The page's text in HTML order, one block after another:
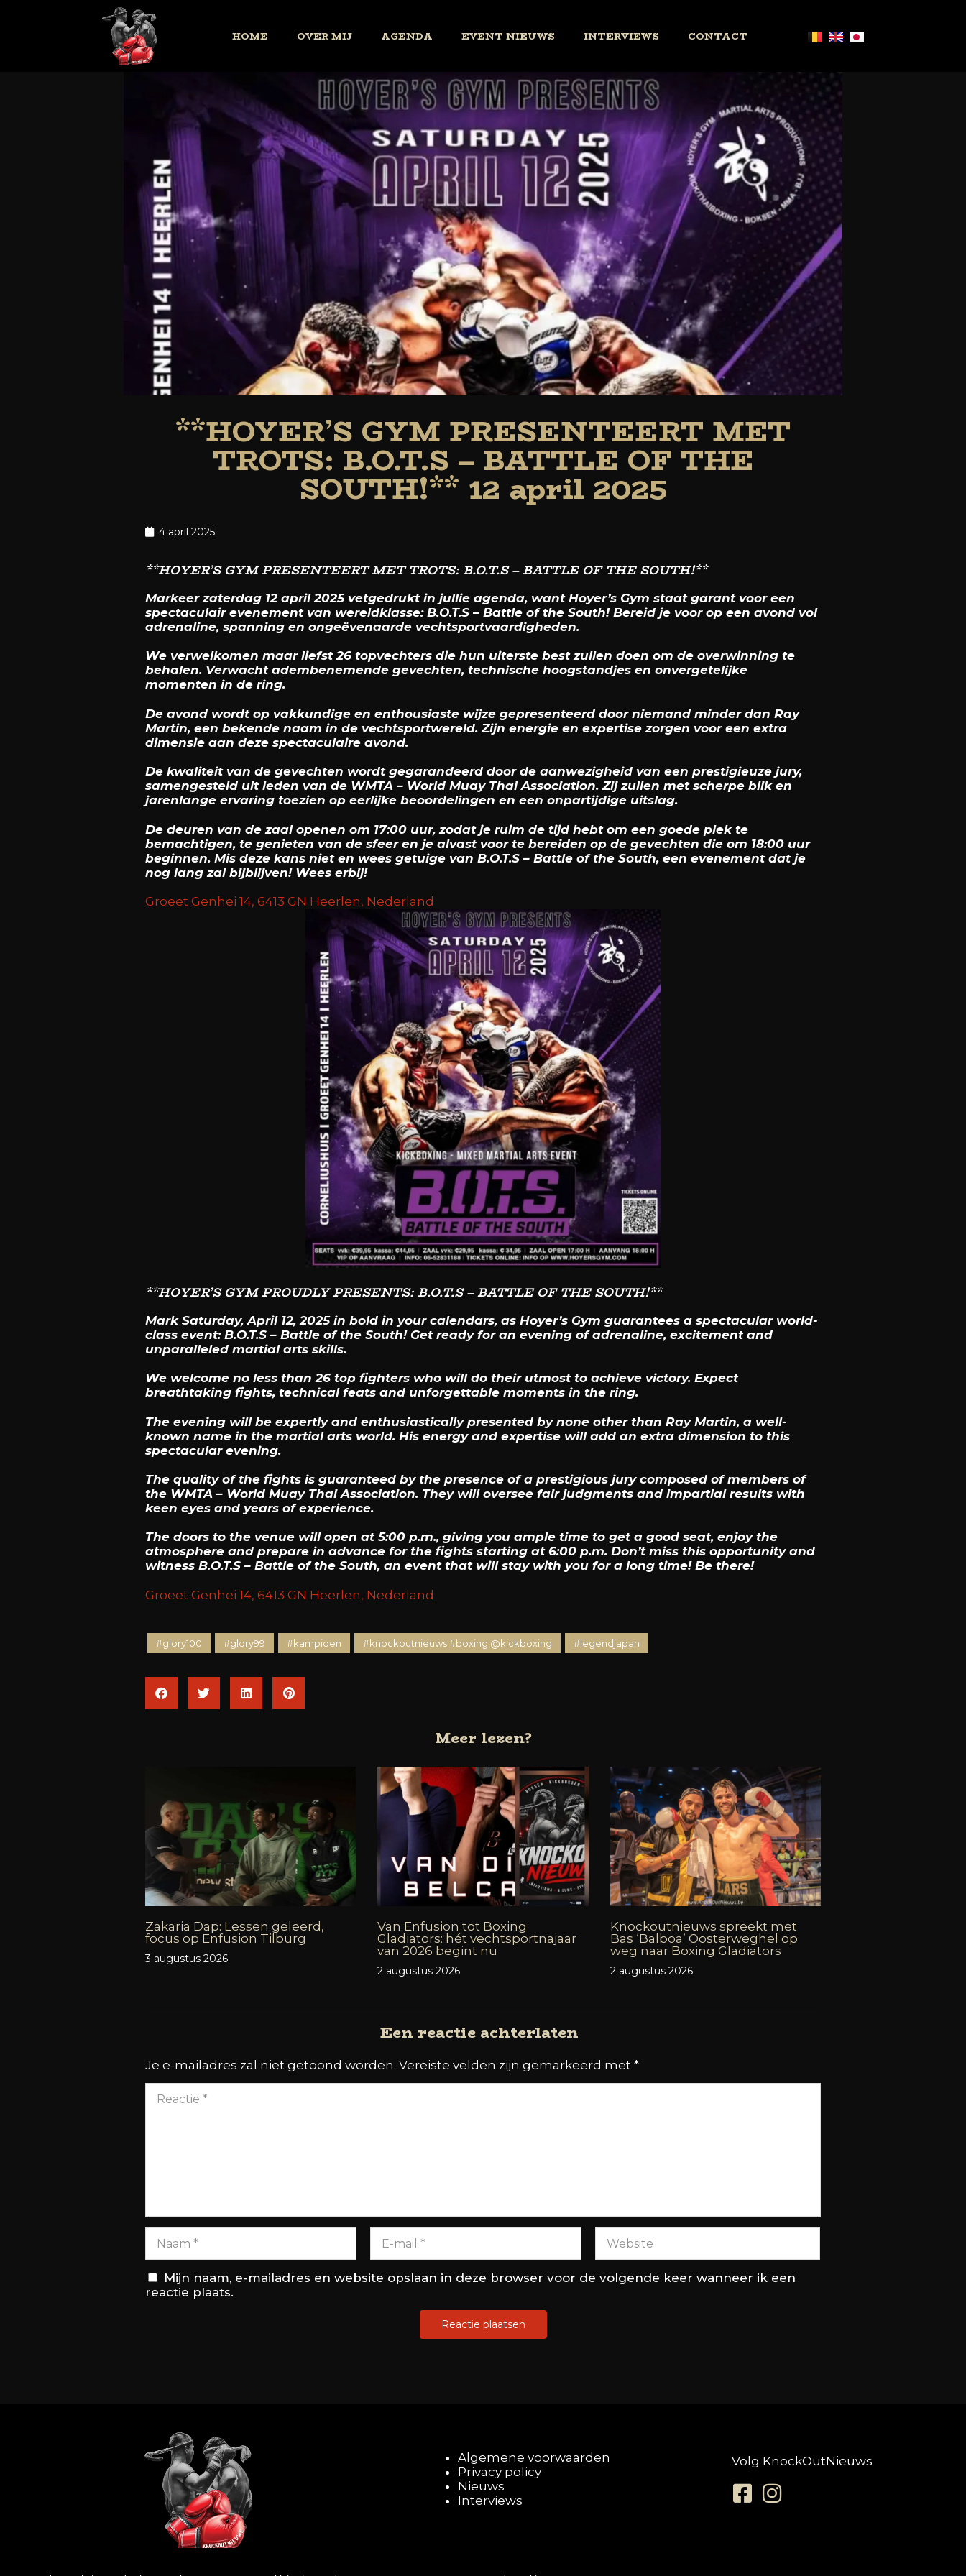
HOME OVER MIJ AGENDA EVENT NIEUWS INTERVIEWS CONTACT
**HOYER’S GYM PRESENTEERT MET
TROTS: B.O.T.S – BATTLE OF THE
SOUTH!** 12 april 2025
4 april 2025
**HOYER’S GYM PRESENTEERT MET TROTS: B.O.T.S – BATTLE OF THE SOUTH!**
Markeer zaterdag 12 april 2025 vetgedrukt in jullie agenda, want Hoyer’s Gym staat garant voor een
spectaculair evenement van wereldklasse: B.O.T.S – Battle of the South! Bereid je voor op een avond vol
adrenaline, spanning en ongeëvenaarde vechtsportvaardigheden.
We verwelkomen maar liefst 26 topvechters die hun uiterste best zullen doen om de overwinning te
behalen. Verwacht adembenemende gevechten, technische hoogstandjes en onvergetelijke
momenten in de ring.
De avond wordt op vakkundige en enthousiaste wijze gepresenteerd door niemand minder dan Ray
Martin, een bekende naam in de vechtsportwereld. Zijn energie en expertise zorgen voor een extra
dimensie aan deze spectaculaire avond.
De kwaliteit van de gevechten wordt gegarandeerd door de aanwezigheid van een prestigieuze jury,
samengesteld uit leden van de WMTA – World Muay Thai Association. Zij zullen met scherpe blik en
jarenlange ervaring toezien op eerlijke beoordelingen en een onpartijdige uitslag.
De deuren van de zaal openen om 17:00 uur, zodat je ruim de tijd hebt om een goede plek te
bemachtigen, te genieten van de sfeer en je alvast voor te bereiden op de gevechten die om 18:00 uur
beginnen. Mis deze kans niet en wees getuige van B.O.T.S – Battle of the South, een evenement dat je
nog lang zal bijblijven! Wees erbij!
Groeet Genhei 14, 6413 GN Heerlen, Nederland
**HOYER’S GYM PROUDLY PRESENTS: B.O.T.S – BATTLE OF THE SOUTH!**
Mark Saturday, April 12, 2025 in bold in your calendars, as Hoyer’s Gym guarantees a spectacular world-
class event: B.O.T.S – Battle of the South! Get ready for an evening of adrenaline, excitement and
unparalleled martial arts skills.
We welcome no less than 26 top fighters who will do their utmost to achieve victory. Expect
breathtaking fights, technical feats and unforgettable moments in the ring.
The evening will be expertly and enthusiastically presented by none other than Ray Martin, a well-
known name in the martial arts world. His energy and expertise will add an extra dimension to this
spectacular evening.
The quality of the fights is guaranteed by the presence of a prestigious jury composed of members of
the WMTA – World Muay Thai Association. They will oversee fair judgments and impartial results with
keen eyes and years of experience.
The doors to the venue will open at 5:00 p.m., giving you ample time to get a good seat, enjoy the
atmosphere and prepare in advance for the fights starting at 6:00 p.m. Don’t miss this opportunity and
witness B.O.T.S – Battle of the South, an event that will stay with you for a long time! Be there!
Groeet Genhei 14, 6413 GN Heerlen, Nederland
#glory100 #glory99 #kampioen #knockoutnieuws #boxing @kickboxing #legendjapan
Meer lezen?
Zakaria Dap: Lessen geleerd,
focus op Enfusion Tilburg
3 augustus 2026
Van Enfusion tot Boxing
Gladiators: hét vechtsportnajaar
van 2026 begint nu
2 augustus 2026
Knockoutnieuws spreekt met
Bas ‘Balboa’ Oosterweghel op
weg naar Boxing Gladiators
2 augustus 2026
Een reactie achterlaten
Je e-mailadres zal niet getoond worden. Vereiste velden zijn gemarkeerd met *
Mijn naam, e-mailadres en website opslaan in deze browser voor de volgende keer wanneer ik een
reactie plaats.
Algemene voorwaarden
Privacy policy
Nieuws
Interviews
Volg KnockOutNieuws